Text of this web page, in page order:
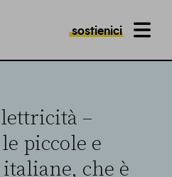
sostienici MENU
–
piccole e
che è